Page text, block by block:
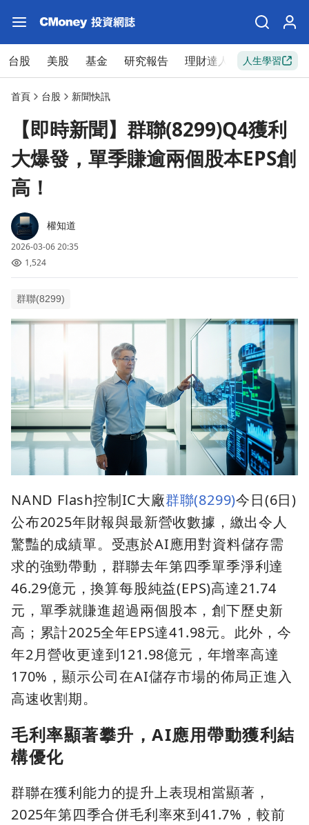
台股 美股 基金 研究報告 理財達人 新手入門
人生學習
首頁 台股 新聞快訊
【即時新聞】群聯(8299)Q4獲利
大爆發，單季賺逾兩個股本EPS創
高！
權知道
2026-03-06 20:35
1,524
群聯(8299)
NAND Flash控制IC大廠群聯(8299)今日(6日)
公布2025年財報與最新營收數據，繳出令人
驚豔的成績單。受惠於AI應用對資料儲存需
求的強勁帶動，群聯去年第四季單季淨利達
46.29億元，換算每股純益(EPS)高達21.74
元，單季就賺進超過兩個股本，創下歷史新
高；累計2025全年EPS達41.98元。此外，今
年2月營收更達到121.98億元，年增率高達
170%，顯示公司在AI儲存市場的佈局正進入
高速收割期。
毛利率顯著攀升，AI應用帶動獲利結
構優化
群聯在獲利能力的提升上表現相當顯著，
2025年第四季合併毛利率來到41.7%，較前